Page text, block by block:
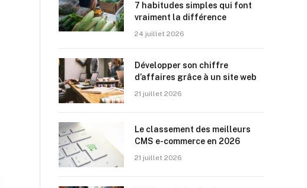
7 habitudes simples qui font
vraiment la différence
24 juillet 2026
Développer son chiffre
d’affaires grâce à un site web
21 juillet 2026
Le classement des meilleurs
CMS e-commerce en 2026
21 juillet 2026